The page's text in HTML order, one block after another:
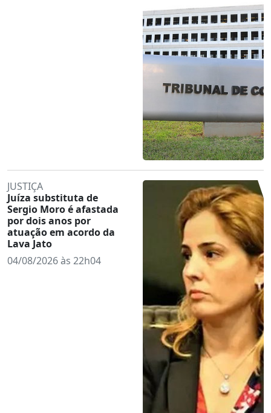
JUSTIÇA
Juíza substituta de
Sergio Moro é afastada
por dois anos por
atuação em acordo da
Lava Jato
04/08/2026 às 22h04